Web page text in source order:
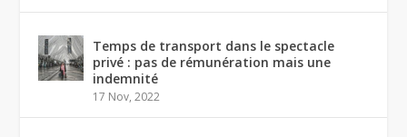
Temps de transport dans le spectacle
privé : pas de rémunération mais une
indemnité
17 Nov, 2022